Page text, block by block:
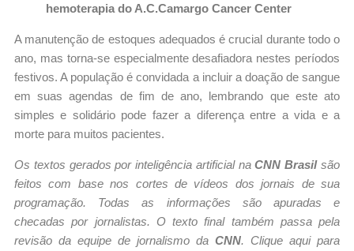
hemoterapia do A.C.Camargo Cancer Center
A manutenção de estoques adequados é crucial durante todo o
ano, mas torna-se especialmente desafiadora nestes períodos
festivos. A população é convidada a incluir a doação de sangue
em suas agendas de fim de ano, lembrando que este ato
simples e solidário pode fazer a diferença entre a vida e a
morte para muitos pacientes.
Os textos gerados por inteligência artificial naCNN Brasilsão
feitos com base nos cortes de vídeos dos jornais de sua
programação. Todas as informações são apuradas e
checadas por jornalistas. O texto final também passa pela
revisão da equipe de jornalismo da CNN. Clique aqui para